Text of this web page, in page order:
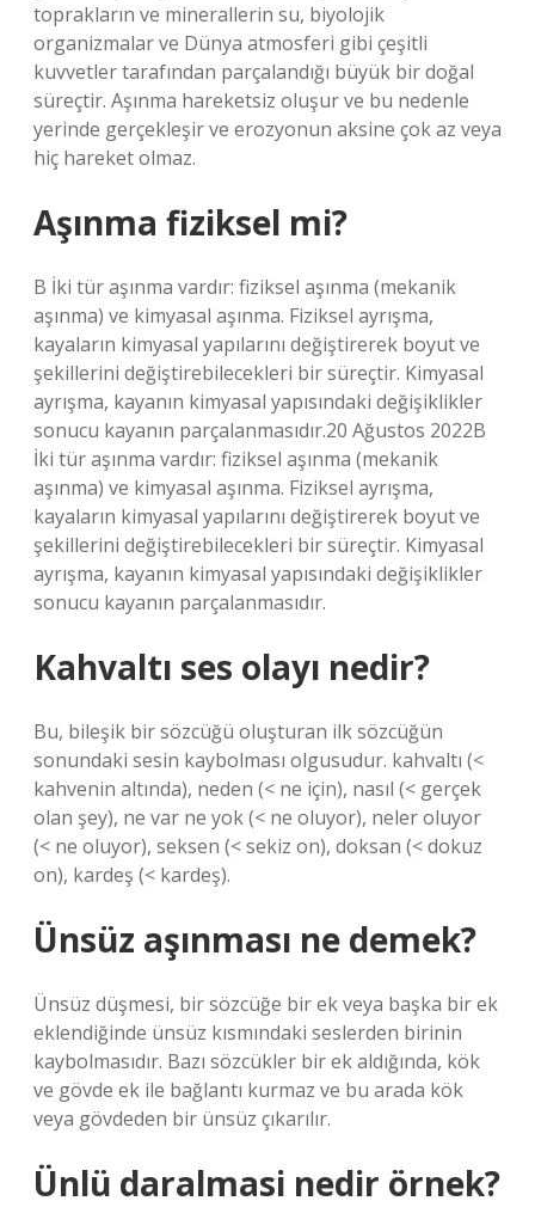
toprakların ve minerallerin su, biyolojik
organizmalar ve Dünya atmosferi gibi çeşitli
kuvvetler tarafından parçalandığı büyük bir doğal
süreçtir. Aşınma hareketsiz oluşur ve bu nedenle
yerinde gerçekleşir ve erozyonun aksine çok az veya
hiç hareket olmaz.
Aşınma fiziksel mi?
B İki tür aşınma vardır: fiziksel aşınma (mekanik
aşınma) ve kimyasal aşınma. Fiziksel ayrışma,
kayaların kimyasal yapılarını değiştirerek boyut ve
şekillerini değiştirebilecekleri bir süreçtir. Kimyasal
ayrışma, kayanın kimyasal yapısındaki değişiklikler
sonucu kayanın parçalanmasıdır.20 Ağustos 2022B
İki tür aşınma vardır: fiziksel aşınma (mekanik
aşınma) ve kimyasal aşınma. Fiziksel ayrışma,
kayaların kimyasal yapılarını değiştirerek boyut ve
şekillerini değiştirebilecekleri bir süreçtir. Kimyasal
ayrışma, kayanın kimyasal yapısındaki değişiklikler
sonucu kayanın parçalanmasıdır.
Kahvaltı ses olayı nedir?
Bu, bileşik bir sözcüğü oluşturan ilk sözcüğün
sonundaki sesin kaybolması olgusudur. kahvaltı (<
kahvenin altında), neden (< ne için), nasıl (< gerçek
olan şey), ne var ne yok (< ne oluyor), neler oluyor
(< ne oluyor), seksen (< sekiz on), doksan (< dokuz
on), kardeş (< kardeş).
Ünsüz aşınması ne demek?
Ünsüz düşmesi, bir sözcüğe bir ek veya başka bir ek
eklendiğinde ünsüz kısmındaki seslerden birinin
kaybolmasıdır. Bazı sözcükler bir ek aldığında, kök
ve gövde ek ile bağlantı kurmaz ve bu arada kök
veya gövdeden bir ünsüz çıkarılır.
Ünlü daralmasi nedir örnek?